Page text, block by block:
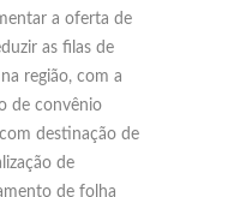
a oferta de
as filas de
região, com a
de convênio
destinação de
de
de folha